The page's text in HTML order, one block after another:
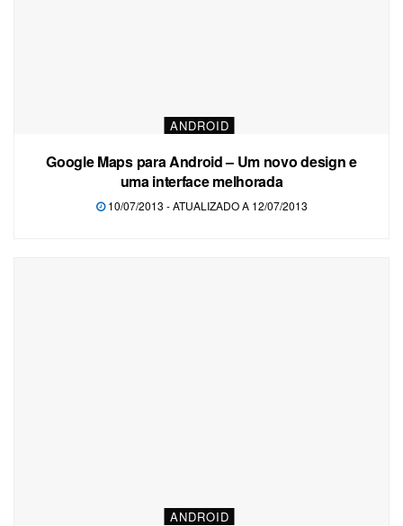
ANDROID
Google Maps para Android – Um novo design e
uma interface melhorada
10/07/2013 - ATUALIZADO A 12/07/2013
ANDROID